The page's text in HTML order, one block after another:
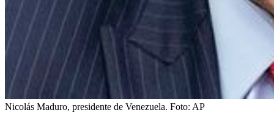
Nicolás Maduro, presidente de Venezuela. Foto: AP